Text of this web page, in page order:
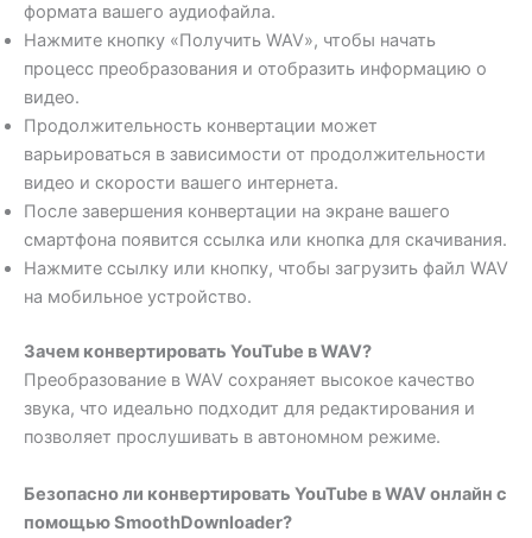
формата вашего аудиофайла.
Нажмите кнопку «Получить WAV», чтобы начать
процесс преобразования и отобразить информацию о
видео.
Продолжительность конвертации может
варьироваться в зависимости от продолжительности
видео и скорости вашего интернета.
После завершения конвертации на экране вашего
смартфона появится ссылка или кнопка для скачивания.
Нажмите ссылку или кнопку, чтобы загрузить файл WAV
на мобильное устройство.
Зачем конвертировать YouTube в WAV?
Преобразование в WAV сохраняет высокое качество
звука, что идеально подходит для редактирования и
позволяет прослушивать в автономном режиме.
Безопасно ли конвертировать YouTube в WAV онлайн с
помощью SmoothDownloader?